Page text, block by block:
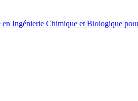
Ingénierie Chimique et Biologique